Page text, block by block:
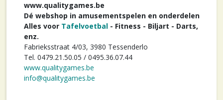
www.qualitygames.be
Dé webshop in amusementspelen en onderdelen
Alles voor Tafelvoetbal - Fitness - Biljart - Darts,
enz.
Fabrieksstraat 4/03, 3980 Tessenderlo
Tel. 0479.21.50.05 / 0495.36.07.44
www.qualitygames.be
info@qualitygames.be